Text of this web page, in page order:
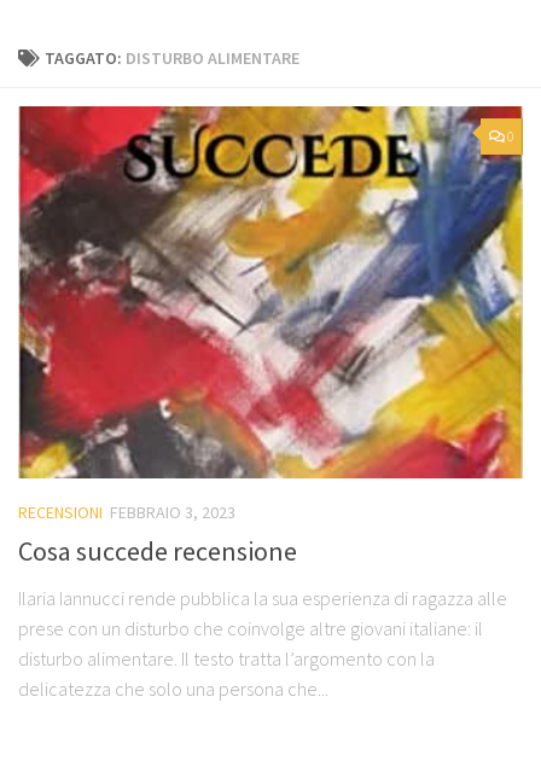
TAGGATO: DISTURBO ALIMENTARE
0
RECENSIONI FEBBRAIO 3, 2023
Cosa succede recensione
Ilaria Iannucci rende pubblica la sua esperienza di ragazza alle
prese con un disturbo che coinvolge altre giovani italiane: il
disturbo alimentare. Il testo tratta l’argomento con la
delicatezza che solo una persona che...